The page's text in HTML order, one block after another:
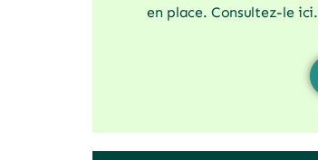
en place. Consultez-le ici.